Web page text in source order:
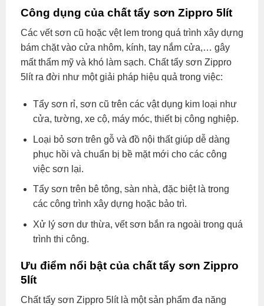
Công dụng của chất tẩy sơn Zippro 5lít
Các vết sơn cũ hoặc vệt lem trong quá trình xây dựng
bám chặt vào cửa nhôm, kính, tay nắm cửa,… gây
mất thẩm mỹ và khó làm sạch. Chất tẩy sơn Zippro
5lít ra đời như một giải pháp hiệu quả trong việc:
Tẩy sơn rỉ, sơn cũ trên các vật dụng kim loại như
cửa, tường, xe cộ, máy móc, thiết bị công nghiệp.
Loại bỏ sơn trên gỗ và đồ nội thất giúp dễ dàng
phục hồi và chuẩn bị bề mặt mới cho các công
việc sơn lại.
Tẩy sơn trên bê tông, sàn nhà, đặc biệt là trong
các công trình xây dựng hoặc bảo trì.
Xử lý sơn dư thừa, vết sơn bắn ra ngoài trong quá
trình thi công.
Ưu điểm nổi bật của chất tẩy sơn Zippro
5lít
Chất tẩy sơn Zippro 5lít là một sản phẩm đa năng